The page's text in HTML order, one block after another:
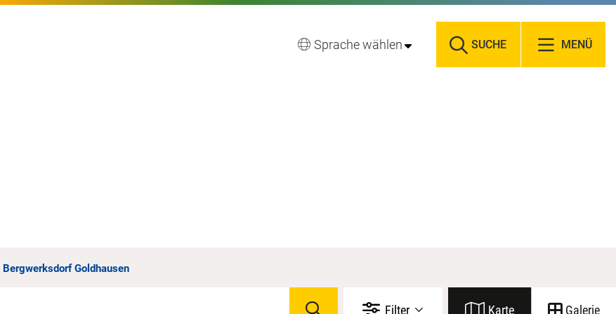
Sprache wählen SUCHE MENÜ
Bergwerksdorf Goldhausen
Filter Karte Galerie